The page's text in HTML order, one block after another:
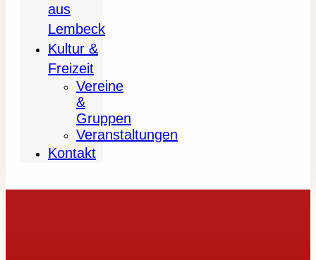
aus
Lembeck
Kultur &
Freizeit
Vereine
&
Gruppen
Veranstaltungen
Kontakt